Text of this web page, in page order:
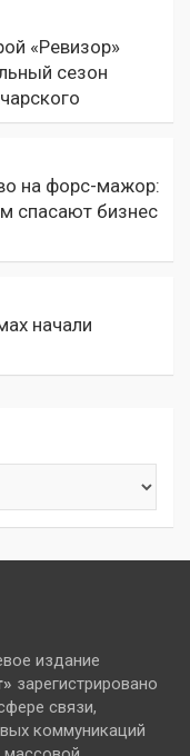
«Ревизор»
сезон
на форс-мажор:
спасают бизнес
начали
издание
зарегистрировано
связи,
коммуникаций